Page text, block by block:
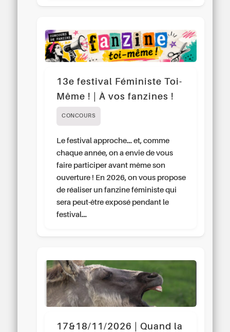
13e festival Féministe Toi-
Même ! | À vos fanzines !
CONCOURS
Le festival approche… et, comme
chaque année, on a envie de vous
faire participer avant même son
ouverture ! En 2026, on vous propose
de réaliser un fanzine féministe qui
sera peut-être exposé pendant le
festival…
17&18/11/2026 | Quand la